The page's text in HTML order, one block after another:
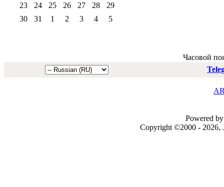
23
24 25 26 27 28
29
30
31 1 2 3 4 5
Часовой
Powered
Copyright ©2000 - 2026,